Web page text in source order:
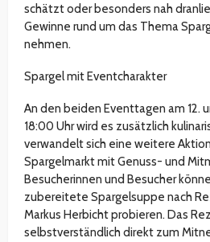
schätzt oder besonders nah
Gewinne rund um das Thema
nehmen.
Spargel mit Eventcharakter
An den beiden Eventtagen am 12.
18:00 Uhr wird es zusätzlich
verwandelt sich eine weitere
Spargelmarkt mit Genuss- und
Besucherinnen und Besucher
zubereitete Spargelsuppe nach
Markus Herbicht probieren. Das
selbstverständlich direkt zum